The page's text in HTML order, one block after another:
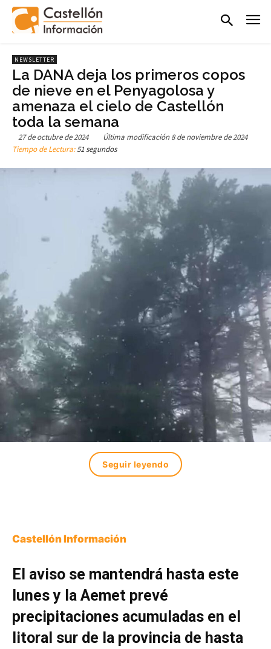
NEWSLETTER
La DANA deja los primeros copos
de nieve en el Penyagolosa y
amenaza el cielo de Castellón
toda la semana
27 de octubre de 2024 Última modificación 8 de noviembre de 2024
Tiempo de Lectura:51 segundos
Seguir leyendo
Castellón Información
El aviso se mantendrá hasta este
lunes y la Aemet prevé
precipitaciones acumuladas en el
litoral sur de la provincia de hasta